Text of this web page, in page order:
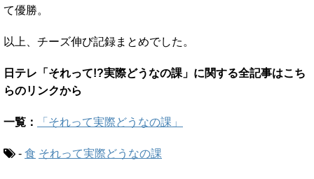
て優勝。
以上、チーズ伸び記録まとめでした。
日テレ「それって!?実際どうなの課」に関する全記事はこち
らのリンクから
一覧： 「それって実際どうなの課」
- 食 それって実際どうなの課